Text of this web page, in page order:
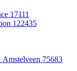
17111
122435
Amstelveen 75683